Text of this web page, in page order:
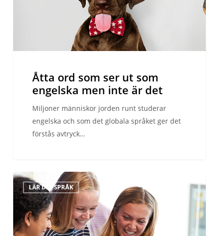
Åtta ord som ser ut som
engelska men inte är det
Miljoner människor jorden runt studerar
engelska och som det globala språket ger det
förstås avtryck…
Officiella
språkcertifikat:
en
översikt
över
LÄR DIG SPRÅK